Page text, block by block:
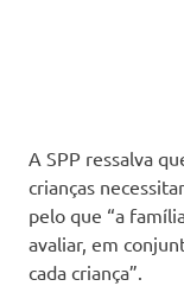
A SPP ressalva
crianças
pelo que “a
avaliar, em
cada criança”.